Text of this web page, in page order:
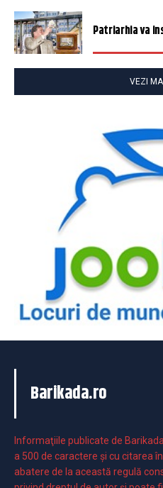
Patriarhia va
VEZI
Barikada.ro
Informaţiile publicate de
a 500 de caractere şi cu citarea
abatere de la această regulă